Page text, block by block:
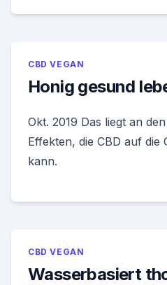
CBD VEGAN
Honig gesund
Okt. 2019 Das liegt an
Effekten, die CBD auf die
kann.
CBD VEGAN
Wasserbasiert